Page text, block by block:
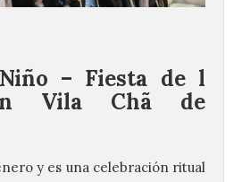
– Fiesta de l
Vila Chã de
y es una celebración ritual